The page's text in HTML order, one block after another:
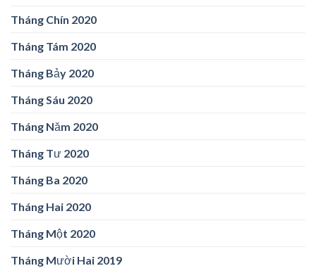
Tháng Chín 2020
Tháng Tám 2020
Tháng Bảy 2020
Tháng Sáu 2020
Tháng Năm 2020
Tháng Tư 2020
Tháng Ba 2020
Tháng Hai 2020
Tháng Một 2020
Tháng Mười Hai 2019